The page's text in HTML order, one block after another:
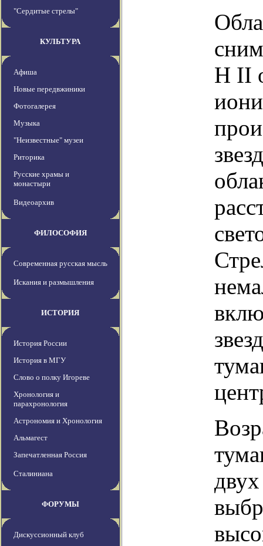
"Сердитые стрелы"
КУЛЬТУРА
Афиша
Новые передвжиники
Фотогалерея
Музыка
"Неизвестные" музеи
Риторика
Русские храмы и
монастыри
Видеоархив
ФИЛОСОФИЯ
Современная русская мысль
Искания и размышления
ИСТОРИЯ
История России
История в МГУ
Слово о полку Игореве
Хронология и
парахронология
Астрономия и Хронология
Альмагест
Запечатленная Россия
Сталиниана
ФОРУМЫ
Дискуссионный клуб
H II